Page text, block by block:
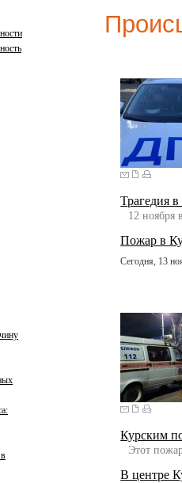
Трагедия
12 ноября
Пожар в
Сегодня, 13
Курским
Этот
В центре